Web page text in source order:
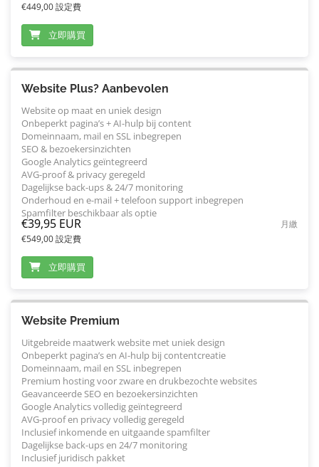
€449,00 設定費
立即購買
Website Plus? Aanbevolen
Website op maat en uniek design
Onbeperkt pagina’s + AI-hulp bij content
Domeinnaam, mail en SSL inbegrepen
SEO & bezoekersinzichten
Google Analytics geïntegreerd
AVG-proof & privacy geregeld
Dagelijkse back-ups & 24/7 monitoring
Onderhoud en e-mail + telefoon support inbegrepen
Spamfilter beschikbaar als optie
€39,95 EUR 月繳
€549,00 設定費
立即購買
Website Premium
Uitgebreide maatwerk website met uniek design
Onbeperkt pagina’s en AI-hulp bij contentcreatie
Domeinnaam, mail en SSL inbegrepen
Premium hosting voor zware en drukbezochte websites
Geavanceerde SEO en bezoekersinzichten
Google Analytics volledig geïntegreerd
AVG-proof en privacy volledig geregeld
Inclusief inkomende en uitgaande spamfilter
Dagelijkse back-ups en 24/7 monitoring
Inclusief juridisch pakket